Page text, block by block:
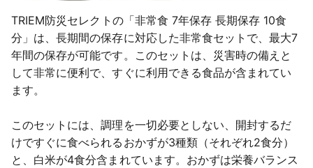
TRIEM防災セレクトの「非常食 7年保存 長期保存 10食
分」は、長期間の保存に対応した非常食セットで、最大7
年間の保存が可能です。このセットは、災害時の備えと
して非常に便利で、すぐに利用できる食品が含まれてい
ます。
このセットには、調理を一切必要としない、開封するだ
けですぐに食べられるおかずが3種類（それぞれ2食分）
と、白米が4食分含まれています。おかずは栄養バランス